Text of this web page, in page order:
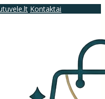
Kontaktai